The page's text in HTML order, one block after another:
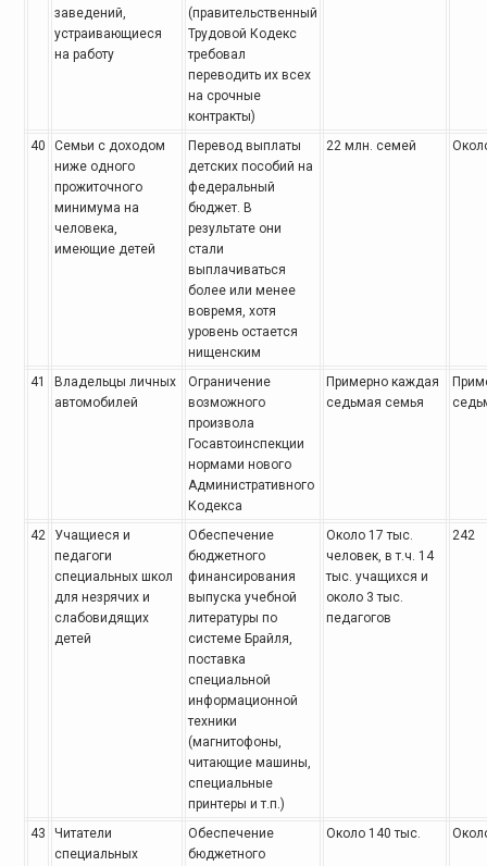
заведений,
устраивающиеся
на работу
(правительственный
Трудовой Кодекс
требовал
переводить их всех
на срочные
контракты)
40
Семьи с доходом
нижеодного
прожиточного
минимума на
человека,
имеющие детей
Перевод выплаты
детскихпособий на
федеральный
бюджет. В
результате они
стали
выплачиваться
болееили менее
вовремя, хотя
уровень остается
нищенским
22 млн. семей
41
Владельцы личных
автомобилей
Ограничение
возможного
произвола
Госавтоинспекции
нормами нового
Административного
Кодекса
Примерно каждая
седьмая семья
42
Учащиеся и
педагоги
специальных школ
для незрячих и
слабовидящих
детей
Обеспечение
бюджетного
финансирования
выпуска учебной
литературы по
системе Брайля,
поставка
специальной
информационной
техники
(магнитофоны,
читающие машины,
специальные
принтеры и т.п.)
Около 17 тыс.
человек, в т.ч. 14
тыс. учащихся и
около 3 тыс.
педагогов
242
43
Читатели
специальных
Обеспечение
бюджетного
Около 140 тыс.